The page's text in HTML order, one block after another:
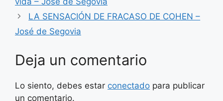
LA SENSACIÓN DE FRACASO DE COHEN –
José de Segovia
Deja un comentario
Lo siento, debes estar conectado para publicar
un comentario.